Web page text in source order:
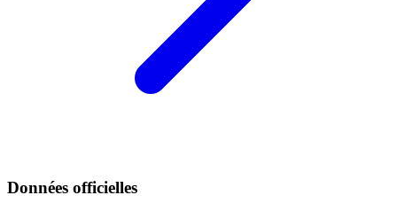
Données officielles